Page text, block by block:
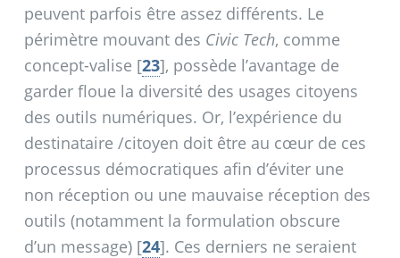
peuvent parfois être assez différents. Le
périmètre mouvant des Civic Tech, comme
concept-valise [23], possède l’avantage de
garder floue la diversité des usages citoyens
des outils numériques. Or, l’expérience du
destinataire /citoyen doit être au cœur de ces
processus démocratiques afin d’éviter une
non réception ou une mauvaise réception des
outils (notamment la formulation obscure
d’un message)[24]. Ces derniers ne seraient